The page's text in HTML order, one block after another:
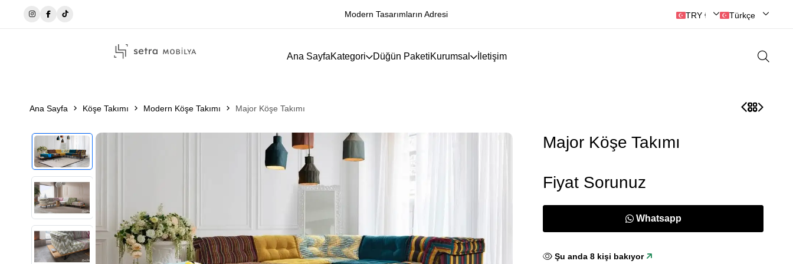
Modern Tasarımların Adresi TRY ₺ | Türk Lirası
Türkçe
Ana SayfaKategori Düğün PaketiKurumsal İletişim
Ana Sayfa Köşe Takımı Modern Köşe Takımı Major Köşe Takımı
Major Köşe Takımı
Fiyat Sorunuz
Whatsapp
Şu anda8 kişi bakıyor